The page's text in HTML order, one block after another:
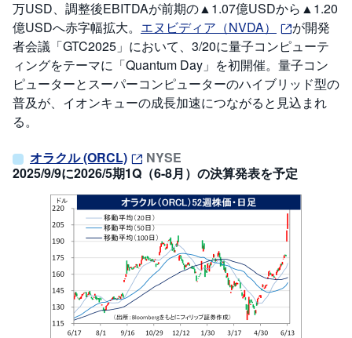
万USD、調整後EBITDAが前期の▲1.07億USDから▲1.20
億USDへ赤字幅拡大。 エヌビディア（NVDA）
が開発
者会議「GTC2025」において、3/20に量子コンピューテ
ィングをテーマに「Quantum Day」を初開催。量子コン
ピューターとスーパーコンピューターのハイブリッド型の
普及が、イオンキューの成長加速につながると見込まれ
る。
オラクル (ORCL)
NYSE
2025/9/9に2026/5期1Q（6-8月）の決算発表を予定